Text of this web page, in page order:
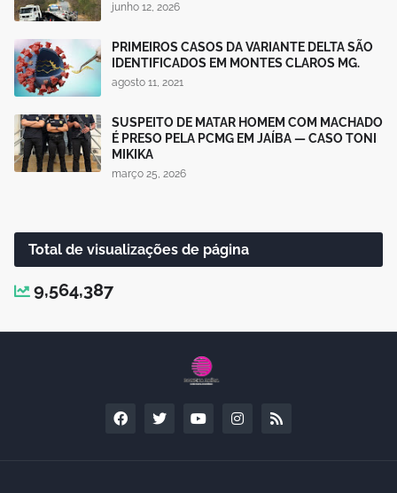
junho 12, 2026
PRIMEIROS CASOS DA VARIANTE DELTA SÃO
IDENTIFICADOS EM MONTES CLAROS MG.
agosto 11, 2021
SUSPEITO DE MATAR HOMEM COM MACHADO
É PRESO PELA PCMG EM JAÍBA — CASO TONI
MIKIKA
março 25, 2026
Total de visualizações de página
9,564,387